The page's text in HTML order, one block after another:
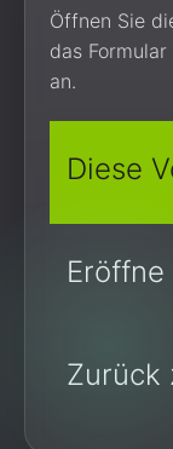
Öffnen Sie
das
an.
Diese
Zurück